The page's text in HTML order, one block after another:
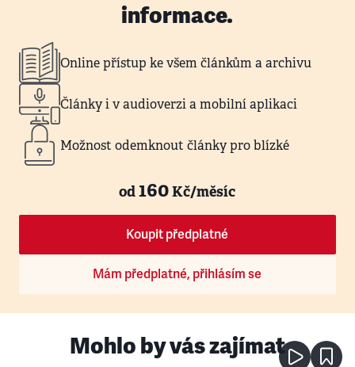
informace.
Online přístup ke všem článkům a archivu
Články i v audioverzi a mobilní aplikaci
Možnost odemknout články pro blízké
od160Kč/měsíc
Koupit předplatné
Mám předplatné, přihlásím se
Mohlo by vás zajímat